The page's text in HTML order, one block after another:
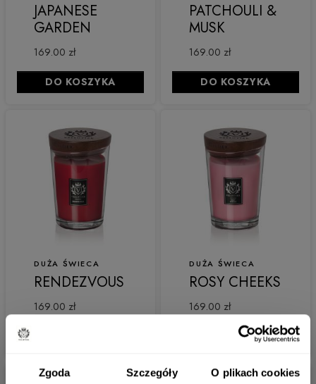
Zgoda Szczegóły O plikach cookies
JAPANESE
GARDEN
169.00 zł
DO KOSZYKA
PATCHOULI &
MUSK
169.00 zł
DO KOSZYKA
DUŻA ŚWIECA
RENDEZVOUS
169.00 zł
DUŻA ŚWIECA
ROSY CHEEKS
169.00 zł
ZOBACZ